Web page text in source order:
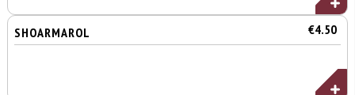
SHOARMAROL €4.50